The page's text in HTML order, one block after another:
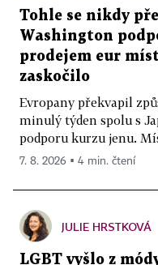
Tohle se nikdy
Washington
prodejem eur
zaskočilo
Evropany překvapil
minulý týden spolu s
podporu kurzu jenu.
7. 8. 2026 ▪ 4 min. čtení
JULIE HRSTKOVÁ
LGBT vyšlo z